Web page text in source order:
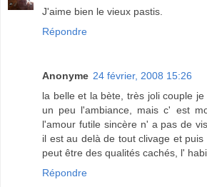
J'aime bien le vieux pastis.
Répondre
Anonyme 24 février, 2008 15:26
la belle et la bète, très joli couple
un peu l'ambiance, mais c' est
l'amour futile sincère n' a pas de
il est au delà de tout clivage et
peut être des qualités cachés, l'
Répondre